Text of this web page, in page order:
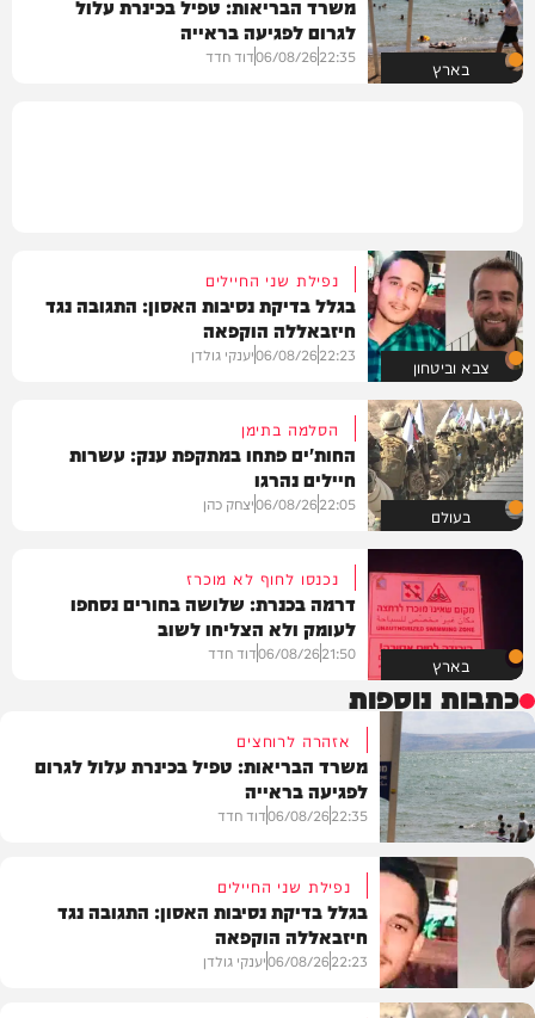
בארץ
משרד הבריאות: טפיל בכינרת עלול
לגרום לפגיעה בראייה
22:35
06/08/26דוד חדד
צבא וביטחון
נפילת שני החיילים
בגלל בדיקת נסיבות האסון: התגובה נגד
חיזבאללה הוקפאה
22:23
06/08/26יענקי גולדן
בעולם
הסלמה בתימן
החות'ים פתחו במתקפת ענק: עשרות
חיילים נהרגו
22:05
06/08/26יצחק כהן
בארץ
נכנסו לחוף לא מוכרז
דרמה בכנרת: שלושה בחורים נסחפו
לעומק ולא הצליחו לשוב
21:50
06/08/26דוד חדד
כתבות נוספות
בארץ
אזהרה לרוחצים
משרד הבריאות: טפיל בכינרת עלול לגרום
לפגיעה בראייה
22:35
06/08/26דוד חדד
נפילת שני החיילים
בגלל בדיקת נסיבות האסון: התגובה נגד
חיזבאללה הוקפאה
22:23
06/08/26יענקי גולדן